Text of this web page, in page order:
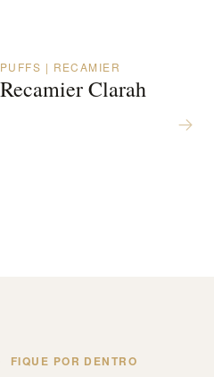
PUFFS | RECAMIER
Recamier Clarah
FIQUE POR DENTRO